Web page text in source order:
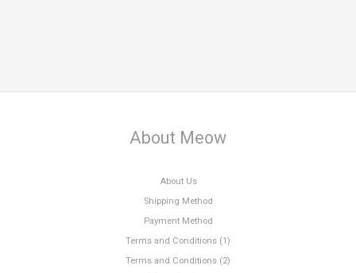
About Meow
About Us
Shipping Method
Payment Method
Terms and Conditions (1)
Terms and Conditions (2)